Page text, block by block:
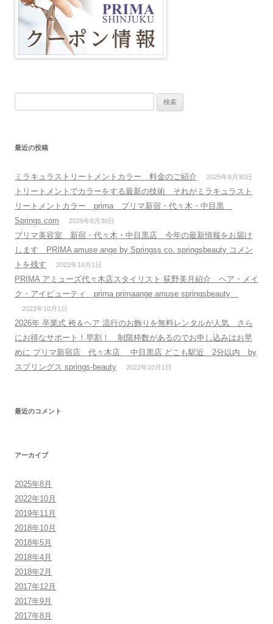
最近の投稿
ミラキュラストリートメントカラー 料金のご紹介 2025年8月30日
トリートメントでカラーをする最新の技術 それがミラキュラスト
リートメントカラー prima プリマ新宿・代々木・中目黒
Springs.com
2025年8月30日
プリマ美容室 新宿・代々木・中目黒店 今年の最新情報をお届け
します PRIMA amuse ange by Springss co. springsbeauty コメン
トを残す
2022年10月1日
PRIMA アミューズ代々木店スタイリスト 荻野美月紹介 ヘア・メイ
ク・アイビューティ prima primaange amuse springsbeauty
2022年10月1日
2026年 卒業式 袴＆ヘア 流行のお飾りを無料レンタルが人気 さら
にお得なサポート！早割！ 制限枠数があるのでお申し込みはお早
めに プリマ新宿店 代々木店 中目黒店 どこも駅近 2分以内 by
スプリングス springs-beauty
2022年10月1日
最近のコメント
アーカイブ
2025年8月
2022年10月
2019年11月
2018年10月
2018年5月
2018年4月
2018年2月
2017年12月
2017年9月
2017年8月